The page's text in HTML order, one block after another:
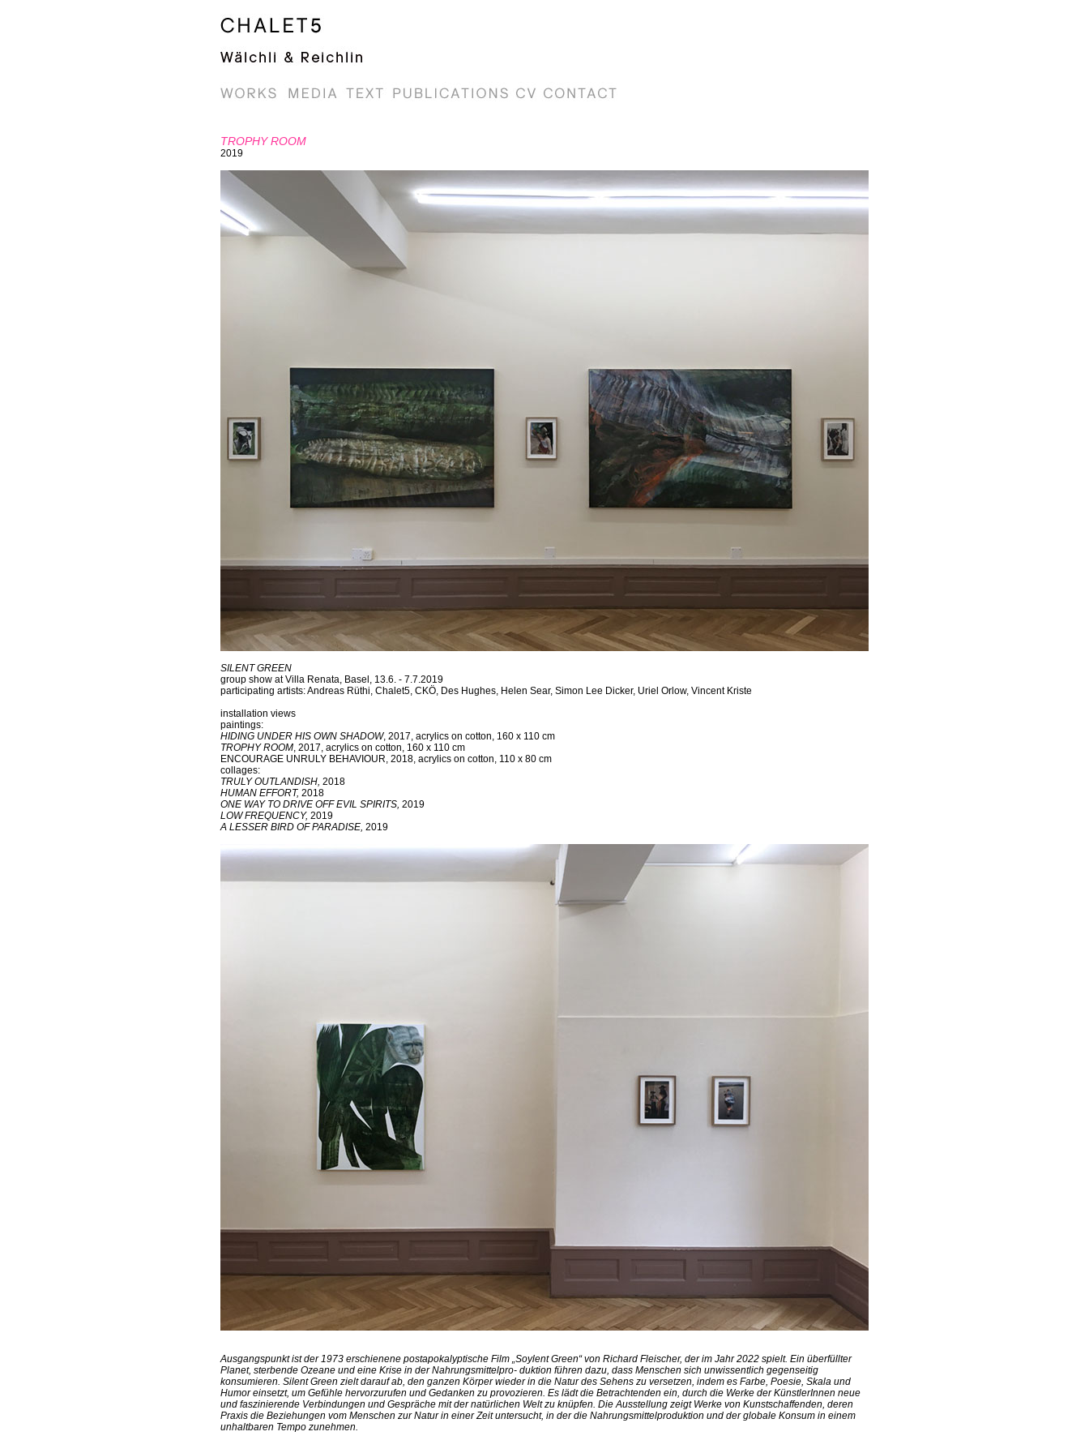
TROPHY ROOM
2019
SILENT GREEN
group show at Villa Renata, Basel, 13.6. - 7.7.2019
participating artists: Andreas Rüthi, Chalet5, CKÖ, Des Hughes, Helen Sear, Simon Lee Dicker, Uriel Orlow, Vincent Kriste
installation views
paintings:
HIDING UNDER HIS OWN SHADOW, 2017, acrylics on cotton, 160 x 110 cm
TROPHY ROOM, 2017, acrylics on cotton, 160 x 110 cm
ENCOURAGE UNRULY BEHAVIOUR, 2018, acrylics on cotton, 110 x 80 cm
collages:
TRULY OUTLANDISH, 2018
HUMAN EFFORT, 2018
ONE WAY TO DRIVE OFF EVIL SPIRITS, 2019
LOW FREQUENCY, 2019
A LESSER BIRD OF PARADISE, 2019
Ausgangspunkt ist der 1973 erschienene postapokalyptische Film „Soylent Green“ von Richard Fleischer, der im Jahr 2022 spielt. Ein überfüllter
Planet, sterbende Ozeane und eine Krise in der Nahrungsmittelpro- duktion führen dazu, dass Menschen sich unwissentlich gegenseitig
konsumieren. Silent Green zielt darauf ab, den ganzen Körper wieder in die Natur des Sehens zu versetzen, indem es Farbe, Poesie, Skala und
Humor einsetzt, um Gefühle hervorzurufen und Gedanken zu provozieren. Es lädt die Betrachtenden ein, durch die Werke der KünstlerInnen neue
und faszinierende Verbindungen und Gespräche mit der natürlichen Welt zu knüpfen. Die Ausstellung zeigt Werke von Kunstschaffenden, deren
Praxis die Beziehungen vom Menschen zur Natur in einer Zeit untersucht, in der die Nahrungsmittelproduktion und der globale Konsum in einem
unhaltbaren Tempo zunehmen.